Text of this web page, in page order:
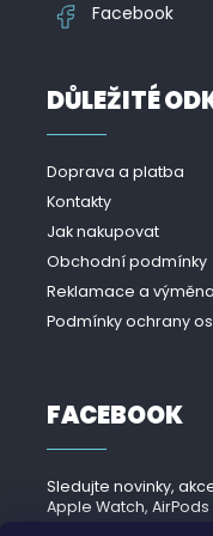
Facebook
DŮLEŽITÉ
Doprava a platba
Kontakty
Jak nakupovat
Obchodní podmínky
Reklamace a
Podmínky ochrany
FACEBOOK
Sledujte novinky,
Apple Watch, AirPods